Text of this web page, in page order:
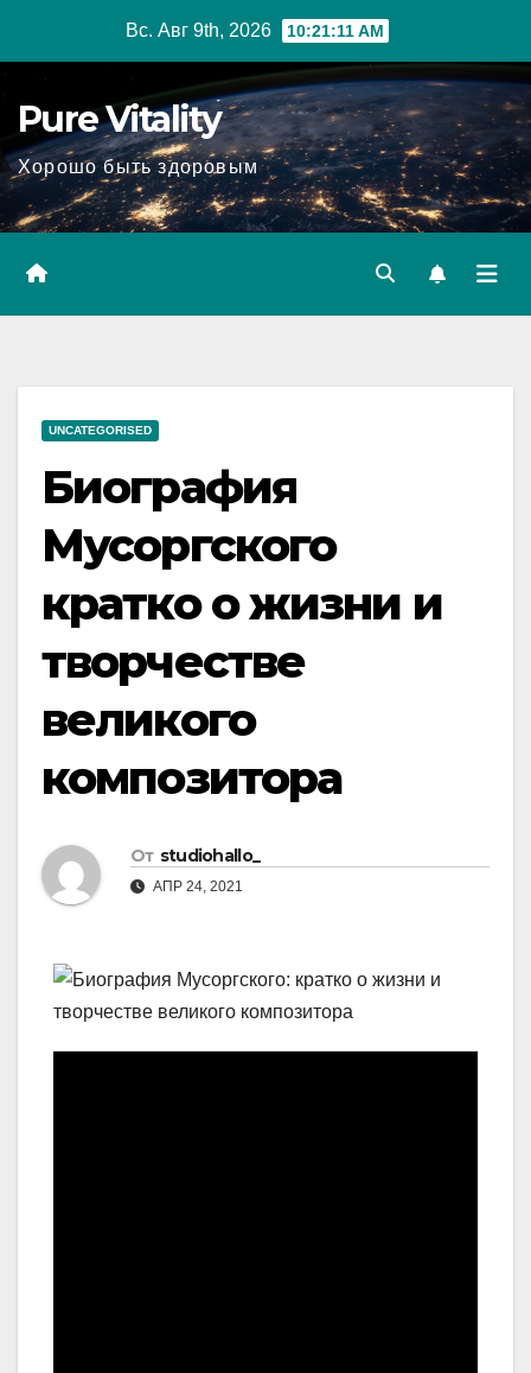
Вс. Авг 9th, 2026 10:21:12 AM
Pure Vitality
Хорошо быть здоровым
UNCATEGORISED
Биография
Мусоргского
кратко о жизни и
творчестве
великого
композитора
От studiohallo_
АПР 24, 2021